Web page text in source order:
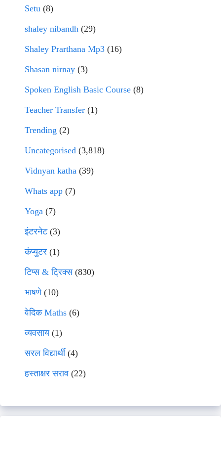
Setu (8)
shaley nibandh (29)
Shaley Prarthana Mp3 (16)
Shasan nirnay (3)
Spoken English Basic Course (8)
Teacher Transfer (1)
Trending (2)
Uncategorised (3,818)
Vidnyan katha (39)
Whats app (7)
Yoga (7)
इंटरनेट(3)
कंप्युटर (1)
टिप्स & ट्रिक्स(830)
भाषणे(10)
वेदिक Maths (6)
व्यवसाय(1)
सरल विद्यार्थी(4)
हस्ताक्षर सराव (22)